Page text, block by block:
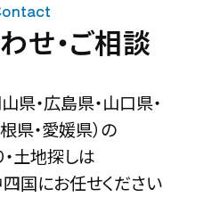
せ・ご相談
県・広島県・山口県・
県・愛媛県）の
・土地探しは
国にお任せください